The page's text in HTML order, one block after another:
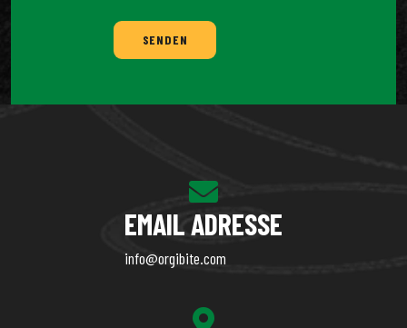
SENDEN
EMAIL ADRESSE
info@orgibite.com